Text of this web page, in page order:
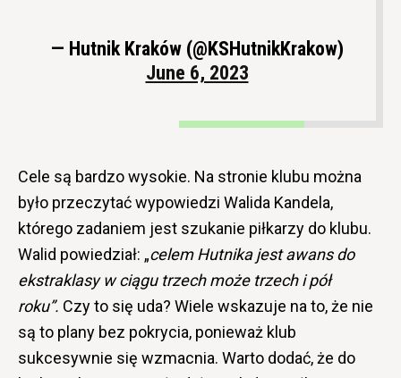
— Hutnik Kraków (@KSHutnikKrakow)
June 6, 2023
Cele są bardzo wysokie. Na stronie klubu można
było przeczytać wypowiedzi Walida Kandela,
którego zadaniem jest szukanie piłkarzy do klubu.
Walid powiedział: „celem Hutnika jest awans do
ekstraklasy w ciągu trzech może trzech i pół
roku”. Czy to się uda? Wiele wskazuje na to, że nie
są to plany bez pokrycia, ponieważ klub
sukcesywnie się wzmacnia. Warto dodać, że do